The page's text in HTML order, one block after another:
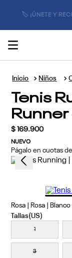
🏷️ ¡ÚNETE Y
Niños
Tenis
Runner
$ 169.900
NUEVO
Págalo en cuotas
Rosa | Rosa | Blanco
1
3